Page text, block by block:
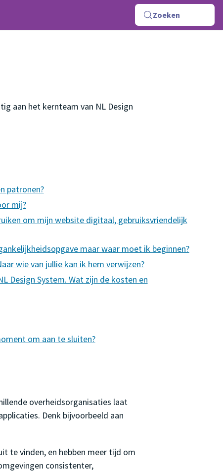
Zoeken
aan het kernteam van NL Design
patronen?
mij?
om mijn website digitaal, gebruiksvriendelijk
maar waar moet ik beginnen?
wie van jullie kan ik hem verwijzen?
Design System. Wat zijn de kosten en
om aan te sluiten?
overheidsorganisaties laat
Denk bijvoorbeeld aan
te vinden, en hebben meer tijd om
consistenter,